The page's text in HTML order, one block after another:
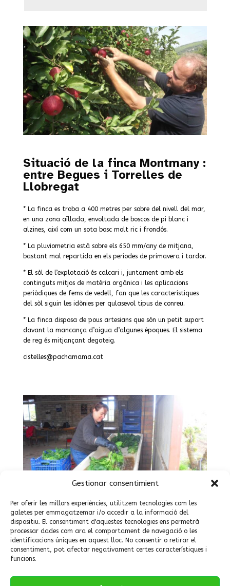
Gestionar consentimient
Per oferir les millors experiències, utilitzem tecnologies com les
galetes per emmagatzemar i/o accedir a la informació del
dispositiu. El consentiment d'aquestes tecnologies ens permetrà
processar dades com ara el comportament de navegació o les
identificacions úniques en aquest lloc. No consentir o retirar el
consentiment, pot afectar negativament certes característiques i
funcions.
Situació de la finca Montmany :
entre Begues i Torrelles de
Llobregat
* La finca es troba a 400 metres per sobre del nivell del mar,
en una zona aïllada, envoltada de boscos de pi blanc i
alzines, així com un sota bosc molt ric i frondós.
* La pluviometria està sobre els 650 mm/any de mitjana,
bastant mal repartida en els períodes de primavera i tardor.
* El sòl de l’explotació és calcari i, juntament amb els
continguts mitjos de matèria orgànica i les aplicacions
periòdiques de fems de vedell, fan que les característiques
del sòl siguin les idònies per qulasevol tipus de conreu.
* La finca disposa de pous artesians que són un petit suport
davant la mancança d’aigua d’algunes èpoques. El sistema
de reg és mitjançant degoteig.
cistelles@pachamama.cat